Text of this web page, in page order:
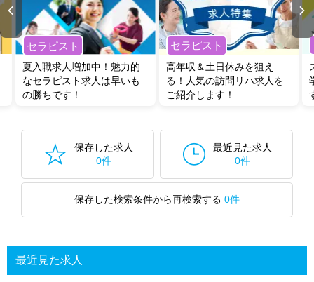
セラピスト
夏入職求人増加中！魅力的
なセラピスト求人は早いも
の勝ちです！
セラピスト
高年収＆土日休みを狙え
る！人気の訪問リハ求人を
ご紹介します！
保存した求人
0件
最近見た求人
0件
保存した検索条件から再検索する 0件
最近見た求人